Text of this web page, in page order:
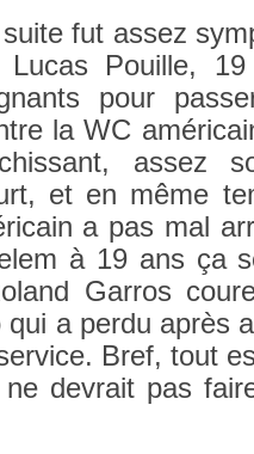
suite fut assez
Lucas Pouil­le,
pour
la WC
assez
et en même
a pas mal
à 19 ans ça
Gar­ros
a perdu après
Bref, tout
de­vrait pas